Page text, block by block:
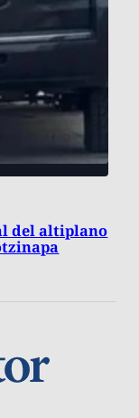
del altiplano